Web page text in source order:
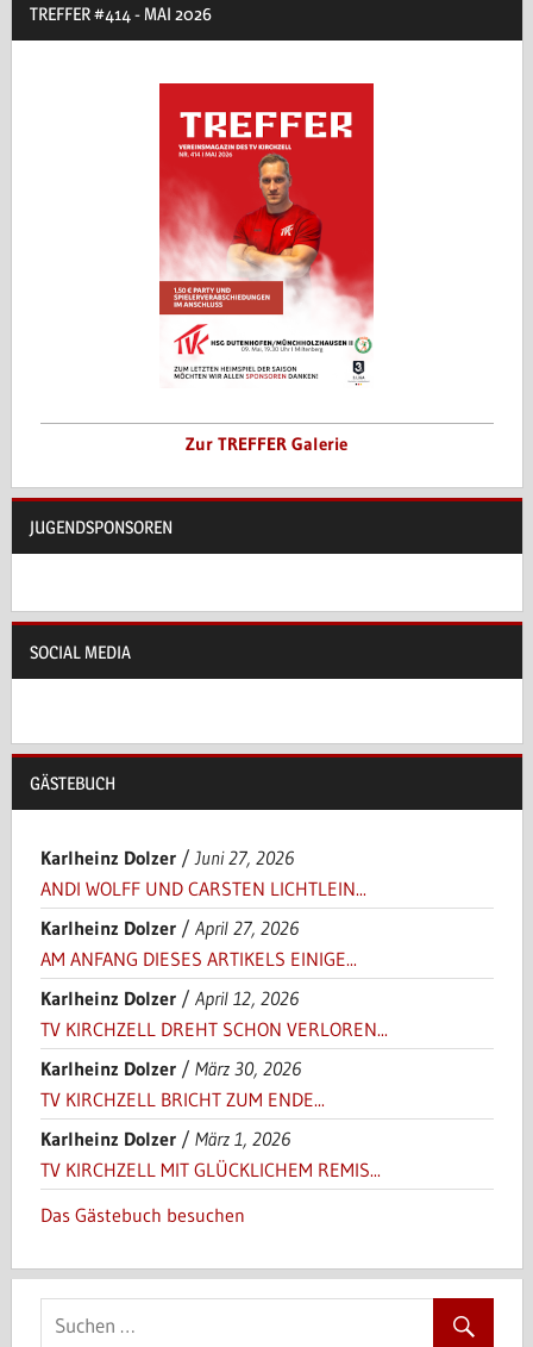
TREFFER #414 - MAI 2026
Zur TREFFER Galerie
JUGENDSPONSOREN
SOCIAL MEDIA
GÄSTEBUCH
Karlheinz Dolzer/Juni 27, 2026
ANDI WOLFF UND CARSTEN LICHTLEIN...
Karlheinz Dolzer/ April 27, 2026
AM ANFANG DIESES ARTIKELS EINIGE...
Karlheinz Dolzer/ April 12, 2026
TV KIRCHZELL DREHT SCHON VERLOREN...
Karlheinz Dolzer/ März 30, 2026
TV KIRCHZELL BRICHT ZUM ENDE...
Karlheinz Dolzer/ März 1, 2026
TV KIRCHZELL MIT GLÜCKLICHEM REMIS...
Das Gästebuch besuchen